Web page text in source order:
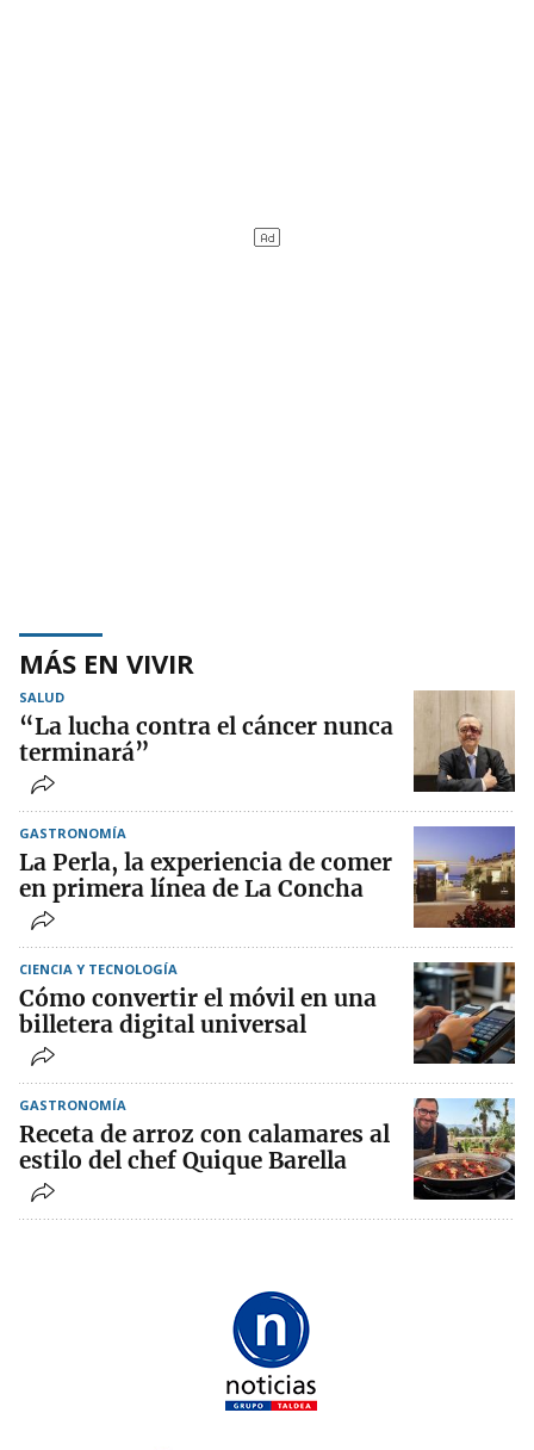
MÁS EN VIVIR
SALUD
“La lucha contra el cáncer nunca
terminará”
GASTRONOMÍA
La Perla, la experiencia de comer
en primera línea de La Concha
CIENCIA Y TECNOLOGÍA
Cómo convertir el móvil en una
billetera digital universal
GASTRONOMÍA
Receta de arroz con calamares al
estilo del chef Quique Barella